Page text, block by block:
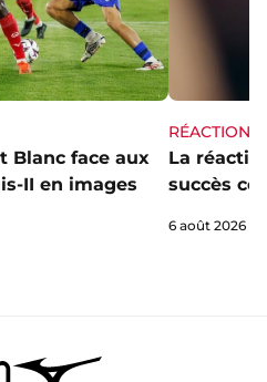
Blanc face aux
II en images
RÉACTIONS
La
succès
6 août 2026